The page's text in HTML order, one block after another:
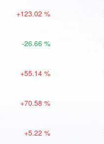
+123.02 %
-26.66 %
+55.14 %
+70.58 %
+5.22 %